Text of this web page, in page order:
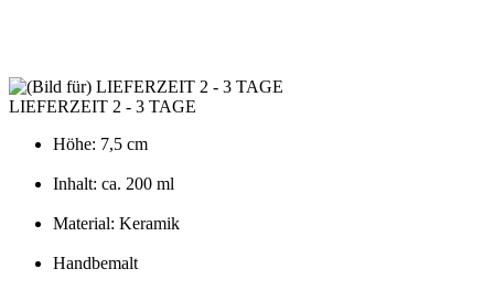
LIEFERZEIT 2 - 3 TAGE
Höhe: 7,5 cm
Inhalt: ca. 200 ml
Material: Keramik
Handbemalt